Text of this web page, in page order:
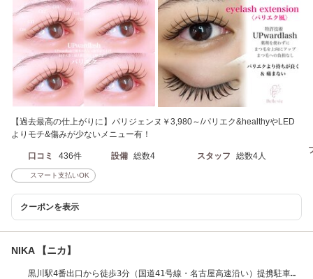
【過去最高の仕上がりに】パリジェンヌ￥3,980～/パリエク&healthyやLED
よりモチ&傷みが少ないメニュー有！
口コミ 436件 設備 総数4 スタッフ 総数4人
スマート支払いOK
クーポンを表示
NIKA 【ニカ】
黒川駅4番出口から徒歩3分（国道41号線・名古屋高速沿い）提携駐車場